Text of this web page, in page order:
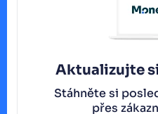
Aktualizujte
Stáhněte si
přes